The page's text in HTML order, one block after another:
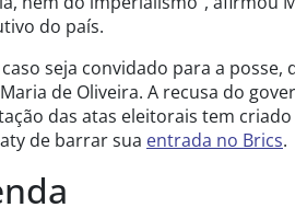
do país.
caso seja convidado para a
de Oliveira. A recusa do
das atas eleitorais tem
de barrar sua entrada no Brics.